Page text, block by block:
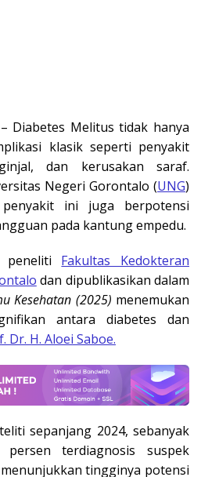
Diabetes Melitus tidak hanya
klasik seperti penyakit
dan kerusakan saraf.
Negeri Gorontalo (UNG)
ini juga berpotensi
pada kantung empedu.
peneliti Fakultas Kedokteran
dan dipublikasikan dalam
Kesehatan (2025) menemukan
antara diabetes dan
Dr. H. Aloei Saboe.
sepanjang 2024, sebanyak
terdiagnosis suspek
tingginya potensi